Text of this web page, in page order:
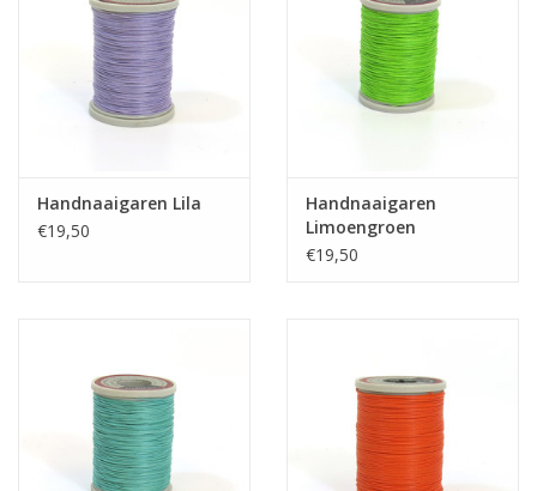
Handnaaigaren Lila
€19,50
Handnaaigaren
Limoengroen
€19,50